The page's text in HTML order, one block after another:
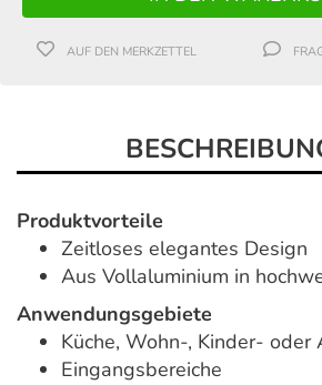
AUF DEN MERKZETTEL
Produktvorteile
Zeitloses elegantes Design
Aus Vollaluminium in
Anwendungsgebiete
Küche, Wohn-, Kinder- oder
Eingangsbereiche